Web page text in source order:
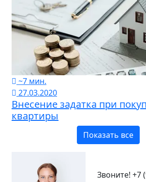
~7 мин.
27.03.2020
Внесение задатка при
квартиры
Показать все
Звоните! +7